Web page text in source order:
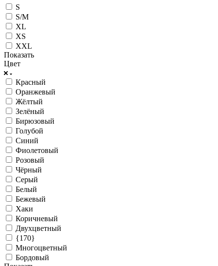
S
S/M
XL
XS
XXL
Показать
Цвет
Красный
Оранжевый
Жёлтый
Зелёный
Бирюзовый
Голубой
Синий
Фиолетовый
Розовый
Чёрный
Серый
Белый
Бежевый
Хаки
Коричневый
Двухцветный
{170}
Многоцветный
Бордовый